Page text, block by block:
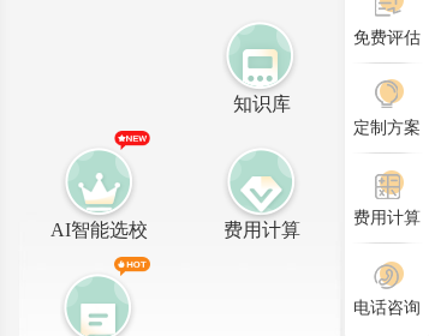
知识库
AI智能选校 费用计算
免费评估
定制方案
费用计算
电话咨询